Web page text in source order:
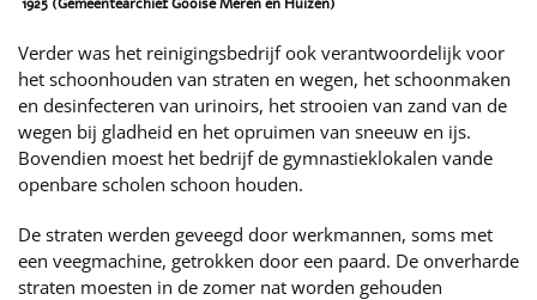
Verder was het reinigingsbedrijf ook verantwoordelijk voor
het schoonhouden van straten en wegen, het schoonmaken
en desinfecteren van urinoirs, het strooien van zand van de
wegen bij gladheid en het opruimen van sneeuw en ijs.
Bovendien moest het bedrijf de gymnastieklokalen vande
openbare scholen schoon houden.
De straten werden geveegd door werkmannen, soms met
een veegmachine, getrokken door een paard. De onverharde
straten moesten in de zomer nat worden gehouden